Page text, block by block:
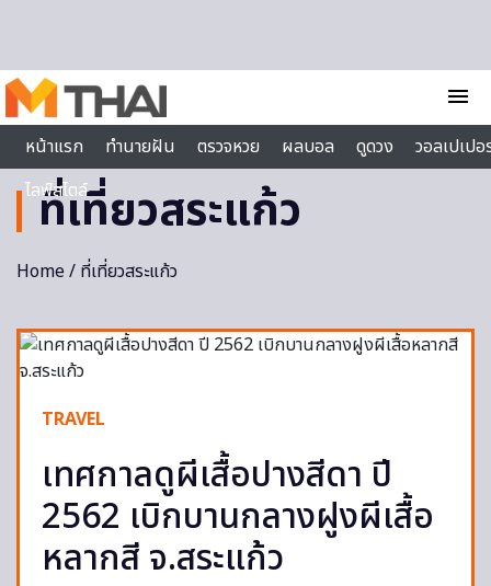
menu
หน้าแรก
ทำนายฝัน ตรวจหวย ผลบอล ดูดวง
วอลเปเป
ไลฟ์สไตล์
ที่เที่ยวสระแก้ว
Home/ ที่เที่ยวสระแก้ว
TRAVEL
เทศกาลดูผีเสื้อปางสีดา ปี
2562 เบิกบานกลางฝูงผีเสื้อ
หลากสี จ.สระแก้ว